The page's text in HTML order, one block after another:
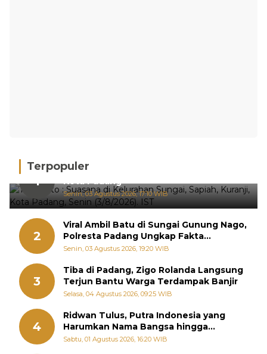
Terpopuler
1
Hujan Deras, 15 Titik Banjir Terdeteksi di
Kota Padang
Senin, 03 Agustus 2026, 17:10 WIB
2
Viral Ambil Batu di Sungai Gunung Nago,
Polresta Padang Ungkap Fakta
Sebenarnya
Senin, 03 Agustus 2026, 19:20 WIB
3
Tiba di Padang, Zigo Rolanda Langsung
Terjun Bantu Warga Terdampak Banjir
Selasa, 04 Agustus 2026, 09:25 WIB
4
Ridwan Tulus, Putra Indonesia yang
Harumkan Nama Bangsa hingga
Diabadikan dalam Buku Jepang
Sabtu, 01 Agustus 2026, 16:20 WIB